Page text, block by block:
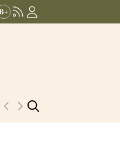
UPCOMINDEX:
PODCAST